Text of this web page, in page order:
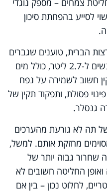
צמחים – מספק נוגדי
לסייע בהפחתת סיכון
הברית, טוענים שגברים
זקוקים לכ-3.7 ליטר מים ביום, ונשים ל-2.7 ליטר, כולל מים
חשוב לשמירה על נפח
פסולת, ותפקוד תקין של
גנסלר.
תה לא גורעת מהערכים
מחזקת אותם. למשל,
שחרור גבוה יותר של
החליטה חשובים לא
לחלוט נכון – בין אם